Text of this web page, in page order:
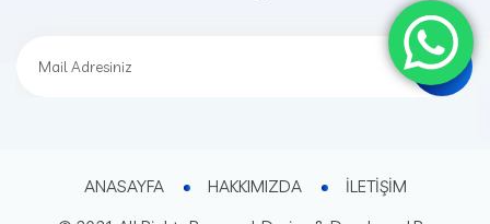
ANASAYFA HAKKIMIZDA İLETİŞİM